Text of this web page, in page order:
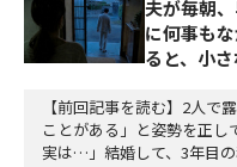
夫が毎朝
に何事も
ると、小
【前回記事を読む】2人で
ことがある」と姿勢を正し
実は…」結婚して、3年目